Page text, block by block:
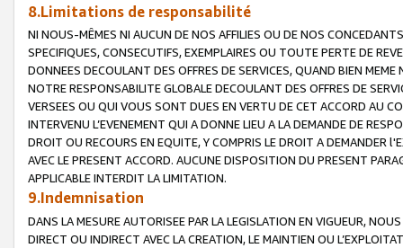
8.Limitations de responsabilité
NI NOUS-MÊMES NI AUCUN DE NOS AFFILIES OU DE NOS
SPECIFIQUES, CONSECUTIFS, EXEMPLAIRES OU TOUTE PERTE DE
DONNEES DECOULANT DES OFFRES DE SERVICES, QUAND BIEN
NOTRE RESPONSABILITE GLOBALE DECOULANT DES OFFRES DE
VERSEES OU QUI VOUS SONT DUES EN VERTU DE CET ACCORD AU
INTERVENU L’EVENEMENT QUI A DONNE LIEU A LA DEMANDE DE
DROIT OU RECOURS EN EQUITE, Y COMPRIS LE DROIT A DEMANDER
AVEC LE PRESENT ACCORD. AUCUNE DISPOSITION DU PRESENT
APPLICABLE INTERDIT LA LIMITATION.
9.Indemnisation
DANS LA MESURE AUTORISEE PAR LA LEGISLATION EN VIGUEUR,
DIRECT OU INDIRECT AVEC LA CREATION, LE MAINTIEN OU